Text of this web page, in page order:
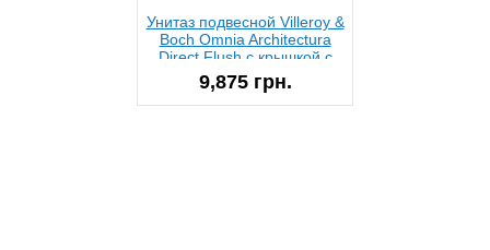
Унитаз подвесной Villeroy &
Boch Omnia Architectura
Direct Flush с крышкой с
доводчиком 5684HR01
9,875 грн.